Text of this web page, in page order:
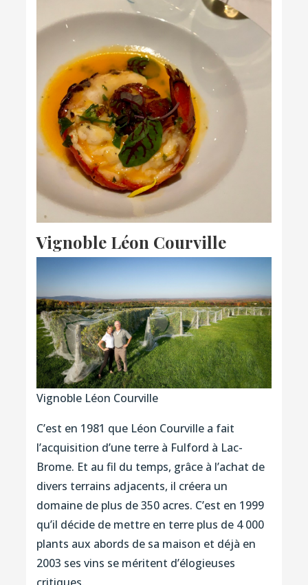
Vignoble Léon Courville
Vignoble Léon Courville
C’est en 1981 que Léon Courville a fait
l’acquisition d’une terre à Fulford à Lac-
Brome. Et au fil du temps, grâce à l’achat de
divers terrains adjacents, il créera un
domaine de plus de 350 acres. C’est en 1999
qu’il décide de mettre en terre plus de 4 000
plants aux abords de sa maison et déjà en
2003 ses vins se méritent d’élogieuses